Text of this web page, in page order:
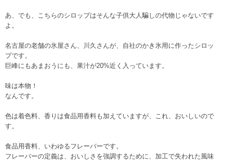
あ、でも、こちらのシロップはそんな子供大人騙しの代物じゃないです
よ。
名古屋の老舗の氷屋さん、川久さんが、自社のかき氷用に作ったシロッ
プです。
巨峰にもあまおうにも、果汁が20%近く入っています。
味は本物！
なんです。
色は着色料、香りは食品用香料も加えていますが、これ、おいしいので
す。
食品用香料、いわゆるフレーバーです。
フレーバーの定義は、おいしさを強調するために、加工で失われた風味